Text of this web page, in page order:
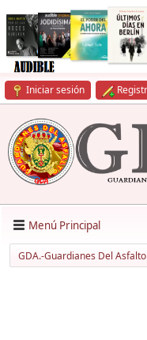
Iniciar sesión
Menú Principal
GDA.-Guardianes Del Asfalto